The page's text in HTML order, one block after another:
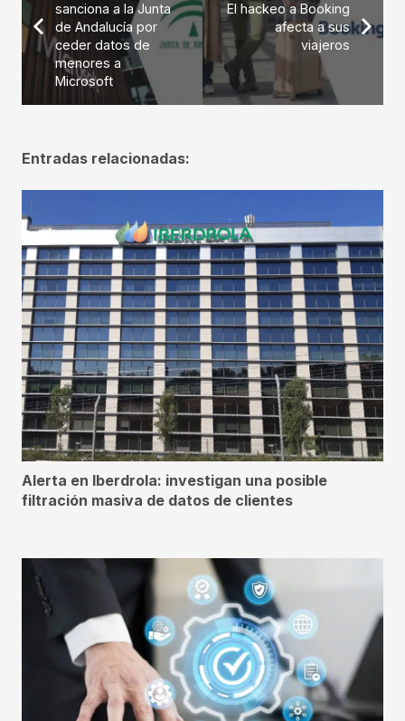
sanciona a la Junta
de Andalucía por
ceder datos de
menores a
Microsoft
El hackeo a Booking
afecta a sus
viajeros
Entradas relacionadas:
Alerta en Iberdrola: investigan una posible
filtración masiva de datos de clientes